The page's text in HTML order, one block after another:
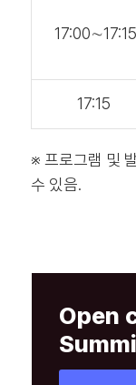
17:00∼17:15
17:15
※ 프로그램 및
수 있음.
Open